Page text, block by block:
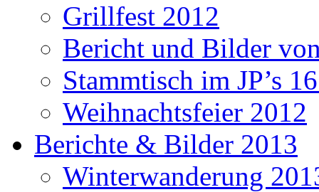
Grillfest 2012
Bericht und Bilder
Stammtisch im JP’s
Weihnachtsfeier 2012
Berichte & Bilder 2013
Winterwanderung